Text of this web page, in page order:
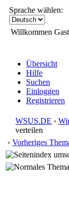
Sprache wählen:
Willkommen
Übersicht
Hilfe
Suchen
Einloggen
Registrieren
WSUS.DE ›
verteilen
‹ Vorheriges